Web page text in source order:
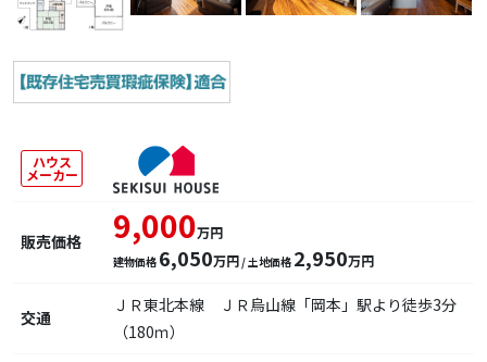
ハウス
メーカー
販売価格 9,000万円
建物価格 6,050万円 / 土地価格 2,950万円
交通
ＪＲ東北本線 ＪＲ烏山線「岡本」駅より徒歩3分
（180ｍ）